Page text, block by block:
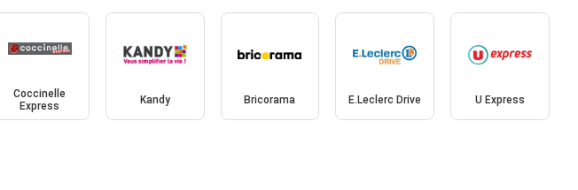
Coccinelle
Express
Kandy Bricorama E.Leclerc Drive U Express